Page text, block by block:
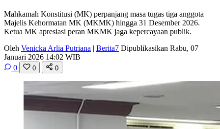
Mahkamah Konstitusi (MK) perpanjang masa tugas tiga anggota
Majelis Kehormatan MK (MKMK) hingga 31 Desember 2026.
Ketua MK apresiasi peran MKMK jaga kepercayaan publik.
Oleh Venicka Arlia Putriana | Berita7 Dipublikasikan Rabu, 07
Januari 2026 14:02 WIB
0
0 0